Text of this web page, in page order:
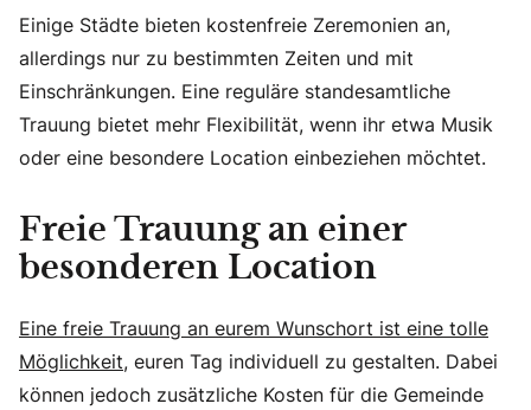
Einige Städte bieten kostenfreie Zeremonien an,
allerdings nur zu bestimmten Zeiten und mit
Einschränkungen. Eine reguläre standesamtliche
Trauung bietet mehr Flexibilität, wenn ihr etwa Musik
oder eine besondere Location einbeziehen möchtet.
Freie Trauung an einer
besonderen Location
Eine freie Trauung an eurem Wunschort ist eine tolle
Möglichkeit, euren Tag individuell zu gestalten. Dabei
können jedoch zusätzliche Kosten für die Gemeinde